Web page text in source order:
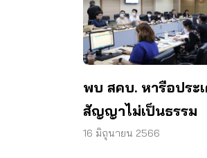
พบ สคบ. หารือประ
สัญญาไม่เป็นธรรม
16 มิถุนายน 2566